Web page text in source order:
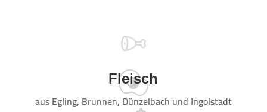
Fleisch
aus Egling, Brun­nen, Dün­zel­bach und Ingolstadt